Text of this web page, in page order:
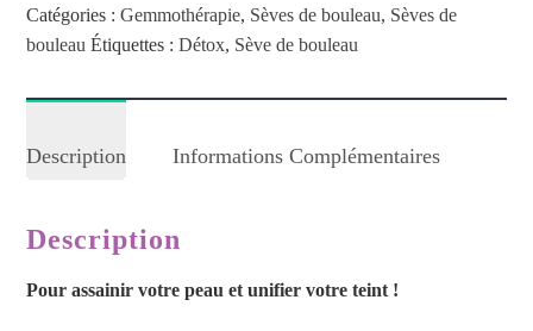
Catégories :Gemmothérapie, Sèves de bouleau, Sèves de
bouleau Étiquettes :Détox, Sève de bouleau
Description Informations Complémentaires
Description
Pour assainir votre peau et unifier votre teint !